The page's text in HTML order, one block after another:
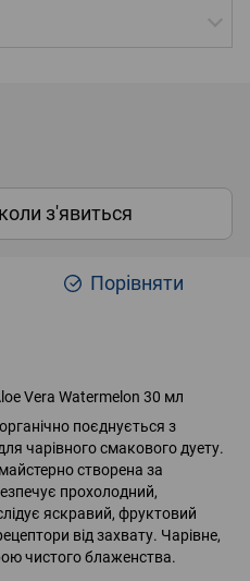
з'явиться
Порівняти
Vera Watermelon 30 мл
поєднується з
чарівного смакового дуету.
створена за
прохолодний,
яскравий, фруктовий
від захвату. Чарівне,
чистого блаженства.